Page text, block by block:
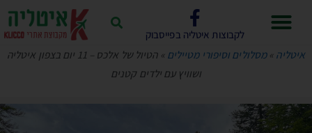
לקבוצות איטליה בפייסבוק
איטליה »מסלולים וסיפורי מטיילים »
הטיול של אלכס – 11 יום בצפון איטליה
ושוויץ עם ילדים קטנים